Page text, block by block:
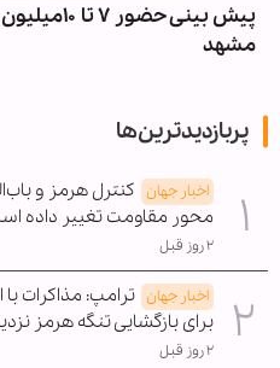
پیش بینی
مشهد
پربازدیدترین‌ها
اخبار جهان کنترل هرمز و
محور مقاومت تغییر داده
۲ روز قبل
اخبار جهان ترامپ: مذاکرات
برای بازگشایی تنگه هرمز
۲ روز قبل